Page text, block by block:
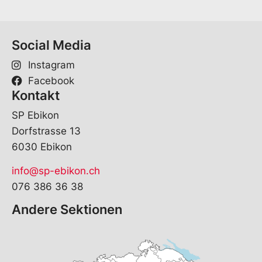
Social Media
Instagram
Facebook
Kontakt
SP Ebikon
Dorfstrasse 13
6030 Ebikon
info@sp-ebikon.ch
076 386 36 38
Andere Sektionen